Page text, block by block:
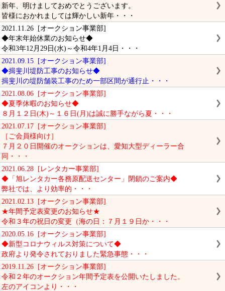
新年、明けましておめでとうございます。
皆様におかれましては輝かしい新年・・・
2021.11.26 [オークション事業部]
◆年末年始休業のお知らせ◆
令和3年12月29日(水)～令和4年1月4日・・・
2021.09.15 [オークション事業部]
◆揖斐川堤防工事のお知らせ◆
揖斐川の堤防舗装工事のため一部区間が通行止・・・
2021.08.06 [オークション事業部]
◆夏季休暇のお知らせ◆
８月１２日(木)～１６日(月)は誠に勝手ながら夏・・・
2021.07.17 [オークション事業部]
［ご会員様向け］
７月２０日開催のオークションは、愛知大型ディーラー合
同・・・
2021.06.28 [レンタカー事業部]
◆「旭レンタカー各務原配送センター」閉鎖のご案内◆
弊社では、より効率的・・・
2021.02.13 [オークション事業部]
★年間予定表変更のお知らせ★
令和３年の祝日の変更（海の日：７月１９日か・・・
2020.05.16 [オークション事業部]
◆新型コロナウィルス対策について◆
政府より発令されておりました緊急事態・・・
2019.11.26 [オークション事業部]
令和２年のオークション年間予定表を公開いたしました。
左のアイコンより・・・